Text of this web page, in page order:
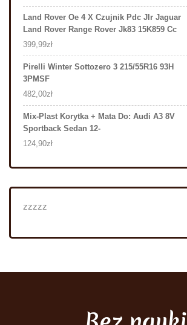
Land Rover Oe 4 X Czujnik Pdc Jlr Jaguar
Land Rover Range Rover Jk83 15K859 Cc
399,99zł
Pirelli Winter Sottozero 3 215/55R16 93H
3PMSF
482,00zł
Mix-Plast Korytka + Mata Do: Audi A3 8V
Sportback Sedan 12-
124,90zł
zzzzz